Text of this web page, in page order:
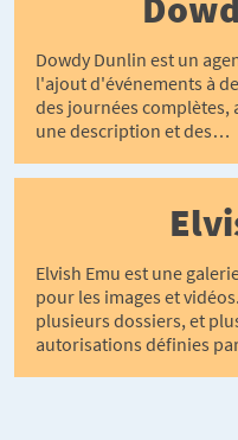
Dowdy Dunlin est un
l'ajout d'événements à
des journées complètes,
une description et des…
Elvish Emu est une
pour les images et
plusieurs dossiers, et
autorisations définies